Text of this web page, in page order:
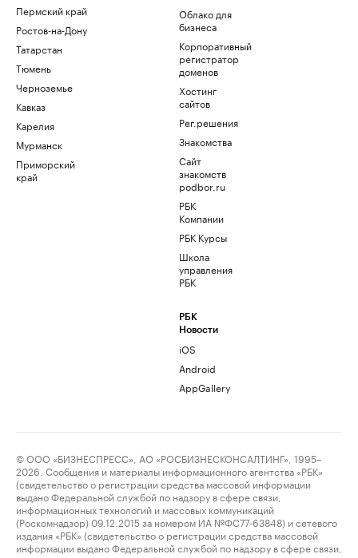
Пермский край
Ростов-на-Дону
Татарстан
Тюмень
Черноземье
Кавказ
Карелия
Мурманск
Приморский
край
Облако для
бизнеса
Корпоративный
регистратор
доменов
Хостинг
сайтов
Рег.решения
Знакомства
Сайт
знакомств
podbor.ru
РБК
Компании
РБК Курсы
Школа
управления
РБК
РБК
Новости
iOS
Android
AppGallery
© ООО «БИЗНЕСПРЕСС», АО «РОСБИЗНЕСКОНСАЛТИНГ», 1995–
2026. Сообщения и материалы информационного агентства «РБК»
(свидетельство о регистрации средства массовой информации
выдано Федеральной службой по надзору в сфере связи,
информационных технологий и массовых коммуникаций
(Роскомнадзор) 09.12.2015 за номером ИА №ФС77-63848) и сетевого
издания «РБК» (свидетельство о регистрации средства массовой
информации выдано Федеральной службой по надзору в сфере связи,